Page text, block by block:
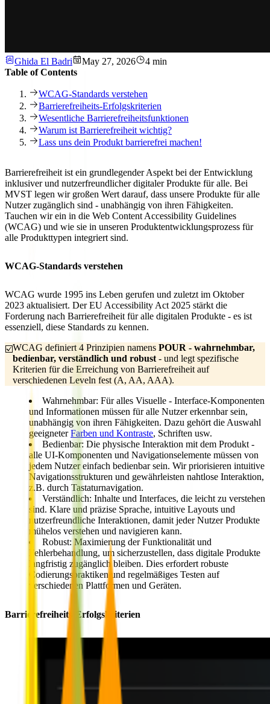
Ghida El Badri May 27, 2026
4 min
Table of Contents
WCAG-Standards verstehen
Barrierefreiheits-Erfolgskriterien
Wesentliche Barrierefreiheitsfunktionen
Warum ist Barrierefreiheit wichtig?
Lass uns dein Produkt barrierefrei machen!
Barrierefreiheit ist ein grundlegender Aspekt bei der Entwicklung
inklusiver und nutzerfreundlicher digitaler Produkte für alle. Bei
MVST legen wir großen Wert darauf, dass unsere Produkte für alle
Nutzer zugänglich sind - unabhängig von ihren Fähigkeiten.
Tauchen wir ein in die Web Content Accessibility Guidelines
(WCAG) und wie sie in unseren Produktentwicklungsprozess für
alle Produkttypen integriert sind.
WCAG-Standards verstehen
WCAG wurde 1995 ins Leben gerufen und zuletzt im Oktober
2023 aktualisiert. DerEU Accessibility Act 2025 stärkt die
Forderung nach Barrierefreiheit für alle digitalen Produkte - es ist
essenziell, diese Standards zu kennen.
☑️WCAG definiert 4 Prinzipien namens POUR - wahrnehmbar,
bedienbar, verständlich und robust - und legt spezifische
Kriterien für die Erreichung von Barrierefreiheit auf
verschiedenen Leveln fest (A, AA, AAA).
Wahrnehmbar: Für alles Visuelle - Interface-Komponenten
und Informationen müssen für alle Nutzer erkennbar sein,
unabhängig von ihren Fähigkeiten. Dazu gehört die Auswahl
geeigneterFarben und Kontraste, Schriften usw.
Bedienbar: Die physische Interaktion mit dem Produkt -
alle UI-Komponenten und Navigationselemente müssen von
jedem Nutzer einfach bedienbar sein. Wir priorisieren intuitive
Navigationsstrukturen und gewährleisten nahtlose Interaktion,
z.B. durch Tastaturnavigation.
Verständlich: Inhalte und Interfaces, die leicht zu verstehen
sind. Klare und präzise Sprache, intuitive Layouts und
nutzerfreundliche Interaktionen, damit jeder Nutzer Produkte
mühelos verstehen und navigieren kann.
Robust:Maximierung derFunktionalität und
Fehlerbehandlung, um sicherzustellen, dass digitale Produkte
langfristig zugänglich bleiben. Dies erfordert robuste
Codierungspraktiken und regelmäßiges Testen auf
verschiedenen Plattformen und Geräten.
Barrierefreiheits-Erfolgskriterien